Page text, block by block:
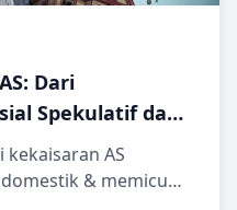
Dari
Spekulatif dan
Global
kekaisaran AS
& memicu